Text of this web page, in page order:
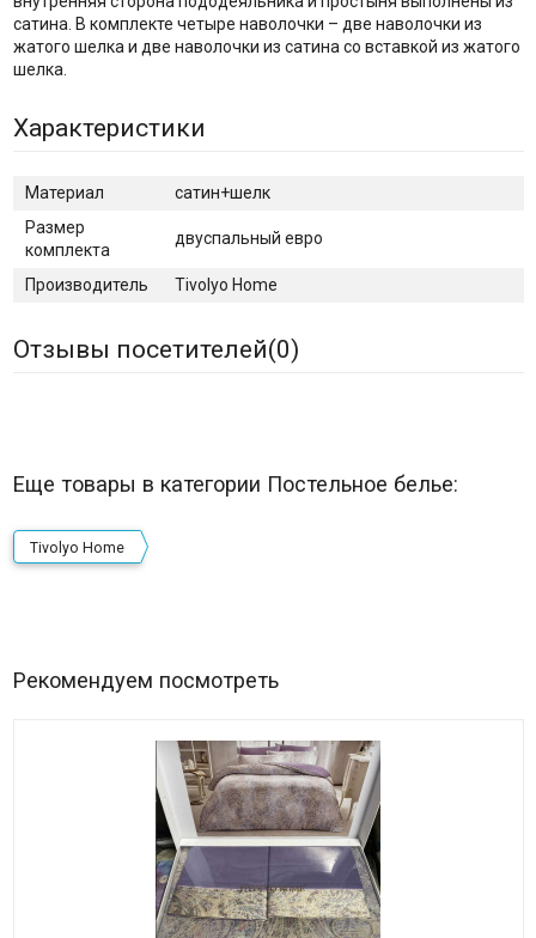
сатина. В комплекте четыре наволочки – две наволочки из
жатого шелка и две наволочки из сатина со вставкой из жатого
шелка.
Характеристики
Материал
сатин+шелк
Размер
комплекта
двуспальный евро
Производитель Tivolyo Home
Отзывы посетителей(0)
Еще товары в категории Постельное белье:
Tivolyo Home
Рекомендуем посмотреть